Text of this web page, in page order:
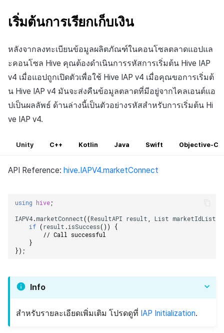
เริ่มต้นการเรียกเก็บเงิน
หลังจากลงทะเบียนข้อมูลผลิตภัณฑ์ในคอนโซลตลาดแอปแล
ะคอนโซล Hive คุณต้องดำเนินการรหัสการเริ่มต้น Hive IAP
v4 เมื่อแอปถูกเปิดตัวเพื่อใช้ Hive IAP v4 เมื่อคุณขอการเริ่มต้
น Hive IAP v4 มันจะส่งคืนข้อมูลตลาดที่มีอยู่จากไคลเอนต์แอ
ปเป็นผลลัพธ์ ด้านล่างนี้เป็นตัวอย่างรหัสสำหรับการเริ่มต้น Hi
ve IAP v4.
Unity C++ Kotlin Java Swift Objective-C
API Reference: hive.IAPV4.marketConnect
using hive;
IAPV4.marketConnect((ResultAPI result List marketIdList
if (result .isSuccess())
{
// Call successful
}
});
Info
สำหรับรายละเอียดเพิ่มเติม โปรดดูที่ IAP Initialization.